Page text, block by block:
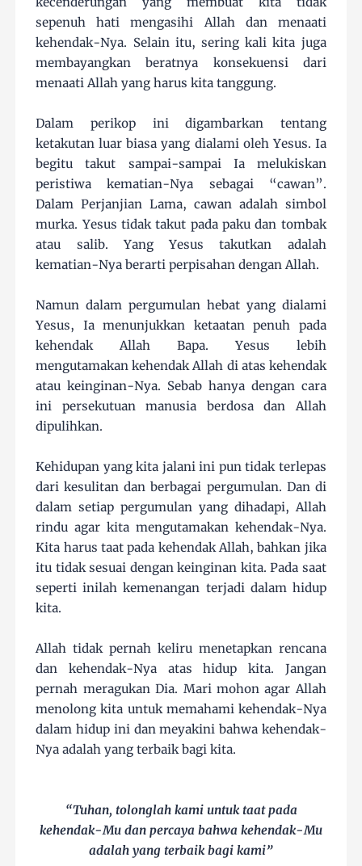
sepenuh hati mengasihi Allah dan menaati
kehendak-Nya. Selain itu, sering kali kita juga
membayangkan beratnya konsekuensi dari
menaati Allah yang harus kita tanggung.
Dalam perikop ini digambarkan tentang
ketakutan luar biasa yang dialami oleh Yesus. Ia
begitu takut sampai-sampai Ia melukiskan
peristiwa kematian-Nya sebagai “cawan”.
Dalam Perjanjian Lama, cawan adalah simbol
murka. Yesus tidak takut pada paku dan tombak
atau salib. Yang Yesus takutkan adalah
kematian-Nya berarti perpisahan dengan Allah.
Namun dalam pergumulan hebat yang dialami
Yesus, Ia menunjukkan ketaatan penuh pada
kehendak Allah Bapa. Yesus lebih
mengutamakan kehendak Allah di atas kehendak
atau keinginan-Nya. Sebab hanya dengan cara
ini persekutuan manusia berdosa dan Allah
dipulihkan.
Kehidupan yang kita jalani ini pun tidak terlepas
dari kesulitan dan berbagai pergumulan. Dan di
dalam setiap pergumulan yang dihadapi, Allah
rindu agar kita mengutamakan kehendak-Nya.
Kita harus taat pada kehendak Allah, bahkan jika
itu tidak sesuai dengan keinginan kita. Pada saat
seperti inilah kemenangan terjadi dalam hidup
kita.
Allah tidak pernah keliru menetapkan rencana
dan kehendak-Nya atas hidup kita. Jangan
pernah meragukan Dia. Mari mohon agar Allah
menolong kita untuk memahami kehendak-Nya
dalam hidup ini dan meyakini bahwa kehendak-
Nya adalah yang terbaik bagi kita.
“Tuhan, tolonglah kami untuk taat pada
kehendak-Mu dan percaya bahwa kehendak-Mu
adalah yang terbaik bagi kami”